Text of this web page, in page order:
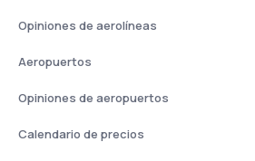
Opiniones de aerolíneas
Aeropuertos
Opiniones de aeropuertos
Calendario de precios